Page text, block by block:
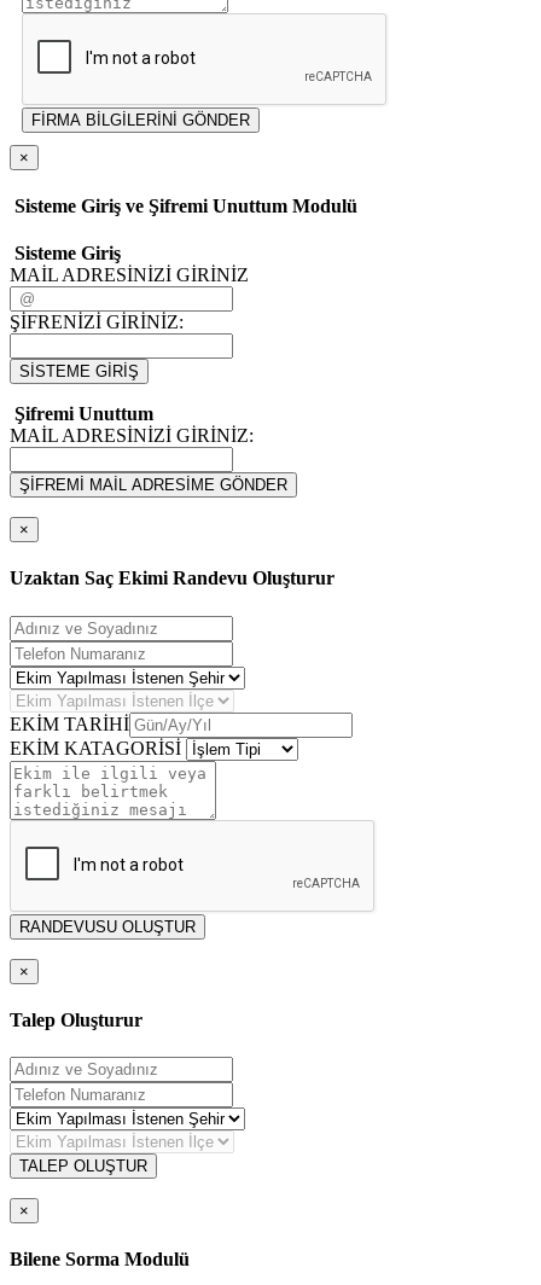
FİRMA BİLGİLERİNİ GÖNDER
×
Sisteme Giriş ve Şifremi Unuttum Modulü
Sisteme Giriş
MAİL ADRESİNİZİ GİRİNİZ
ŞİFRENİZİ GİRİNİZ:
SİSTEME GİRİŞ
Şifremi Unuttum
MAİL ADRESİNİZİ GİRİNİZ:
ŞİFREMİ MAİL ADRESİME GÖNDER
×
Uzaktan Saç Ekimi Randevu Oluşturur
EKİM TARİHİ
EKİM KATAGORİSİ
RANDEVUSU OLUŞTUR
×
Talep Oluşturur
TALEP OLUŞTUR
×
Bilene Sorma Modulü